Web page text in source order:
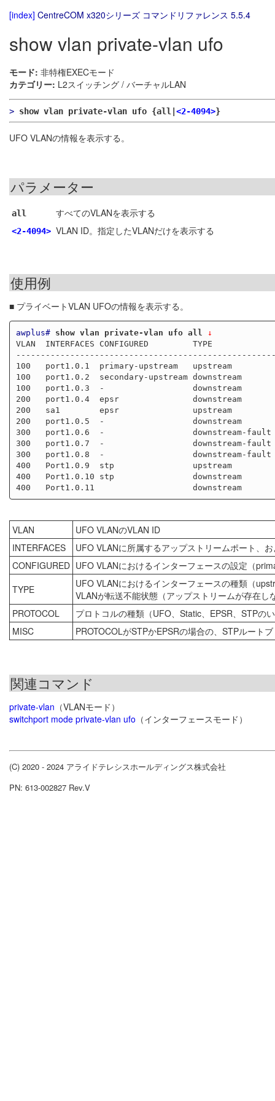
[index] CentreCOM x320シリーズ コマンドリファレンス 5.5.4
show vlan private-vlan ufo
モード: 非特権EXECモード
カテゴリー: L2スイッチング / バーチャルLAN
> show vlan private-vlan ufo {all| <2-4094>}
UFO VLANの情報を表示する。
パラメーター
all すべてのVLANを表示する
<2-4094> VLAN ID。指定したVLANだけを表示する
使用例
■ プライベートVLAN UFOの情報を表示する。
awplus# show vlan private-vlan ufo all
↓
VLAN  INTERFACES CONFIGURED         TYPE
100   port1.0.1  primary-upstream   upstream
100   port1.0.2  secondary-upstream downstream
100   port1.0.3  -                  downstream
200   port1.0.4  epsr               downstream
200   sa1        epsr               upstream
200   port1.0.5  -                  downstream
300   port1.0.6  -                  downstream-
300   port1.0.7  -                  downstream-
300   port1.0.8  -                  downstream-
400   Port1.0.9  stp                upstream
400   Port1.0.10 stp                downstream
VLAN
UFO VLANのVLAN ID
INTERFACES
UFO VLANに所属するアップストリームポート、
CONFIGURED UFO VLANにおけるインターフェースの設定（
TYPE
UFO VLANにおけるインターフェースの種類（
VLANが転送不能状態（アップストリームが存在し
PROTOCOL
プロトコルの種類（UFO、Static、EPSR、STPの
MISC
PROTOCOLがSTPかEPSRの場合の、STPルート
関連コマンド
private-vlan （VLANモード）
switchport mode private-vlan ufo （インターフェースモード）
(C) 2020 - 2024 アライドテレシスホールディングス株式会社
PN: 613-002827 Rev.V